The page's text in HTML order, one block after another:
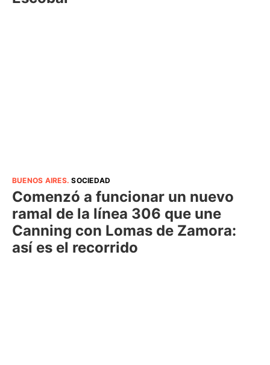
BUENOS AIRES.SOCIEDAD
Comenzó a funcionar un nuevo
ramal de la línea 306 que une
Canning con Lomas de Zamora:
así es el recorrido